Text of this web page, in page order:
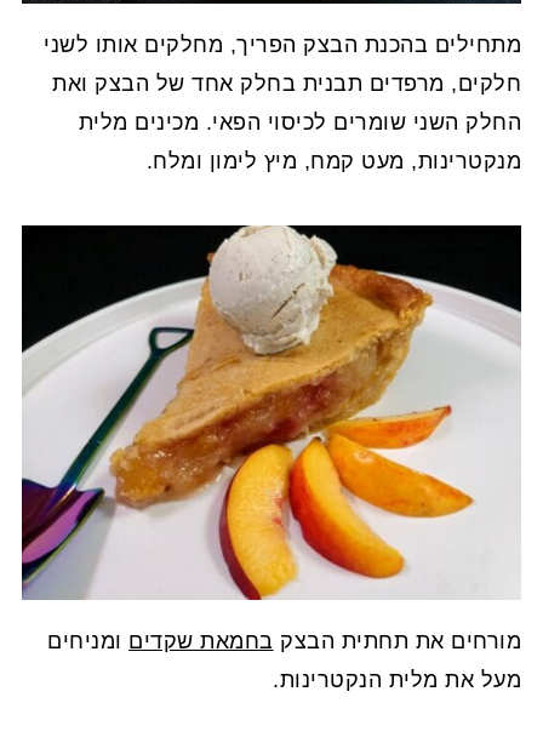
מתחילים בהכנת הבצק הפריך, מחלקים אותו לשני
חלקים, מרפדים תבנית בחלק אחד של הבצק ואת
החלק השני שומרים לכיסוי הפאי. מכינים מלית
מנקטרינות, מעט קמח, מיץ לימון ומלח.
מורחים את תחתית הבצק בחמאת שקדים ומניחים
מעל את מלית הנקטרינות.